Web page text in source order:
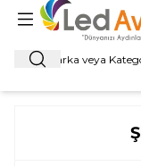
Ara